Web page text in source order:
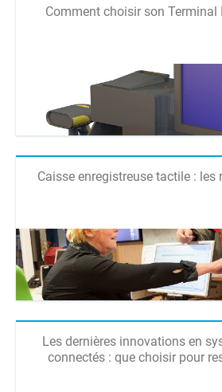
Comment choisir son Terminal
Caisse enregistreuse tactile : les
Les dernières innovations en
connectés : que choisir pour